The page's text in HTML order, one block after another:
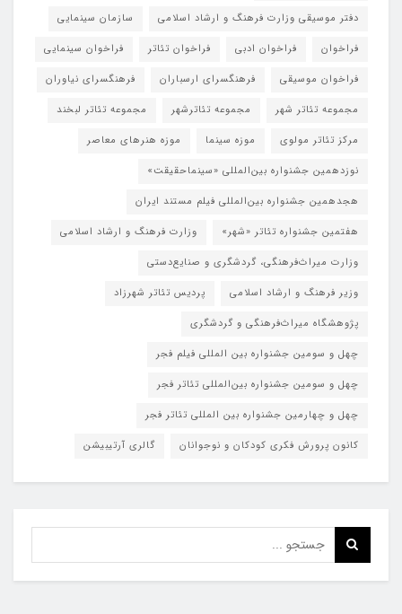
دفتر موسیقی وزارت فرهنگ و ارشاد اسلامی
سازمان سینمایی
فراخوان
فراخوان ادبی فراخوان تئاتر
فراخوان سینمایی
فراخوان موسیقی
فرهنگسرای ارسباران
فرهنگسرای نیاوران
مجموعه تئاتر شهر
مجموعه تئاترشهر
مجموعه تئاتر لبخند
مرکز تئاتر مولوی
موزه سینما
موزه هنرهای معاصر
نوزدهمین جشنواره بین‌المللی «سینماحقیقت»
هجدهمین جشنواره بین‌المللی فیلم مستند ایران
هفتمین جشنواره تئاتر «شهر»
وزارت فرهنگ و ارشاد اسلامی
وزارت میراث‌فرهنگی، گردشگری و صنایع‌دستی
وزیر فرهنگ و ارشاد اسلامی
پردیس تئاتر شهرزاد
پژوهشگاه میراث‌فرهنگی و گردشگری
چهل و سومین جشنواره بین المللی فیلم فجر
چهل و سومین جشنواره بین‌المللی تئاتر فجر
چهل و چهارمین جشنواره بین المللی تئاتر فجر
کانون پرورش فکری کودکان و نوجوانان
گالری آرتیبیشن